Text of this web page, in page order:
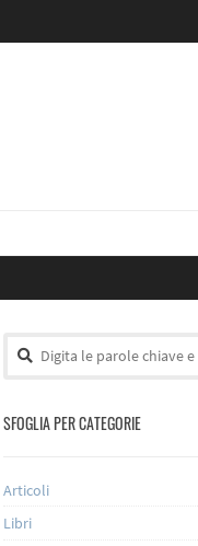
SFOGLIA PER CATEGORIE
Articoli
Libri